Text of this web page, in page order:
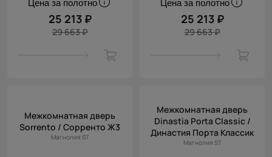
Цена за полотно
25 213 ₽
29 663 ₽
Цена за полотно
25 213 ₽
29 663 ₽
Межкомнатная дверь
Sorrento / Сорренто Ж3
Магнолия ST
Межкомнатная дверь
Dinastia Porta Classic /
Династия Порта Классик
Магнолия ST